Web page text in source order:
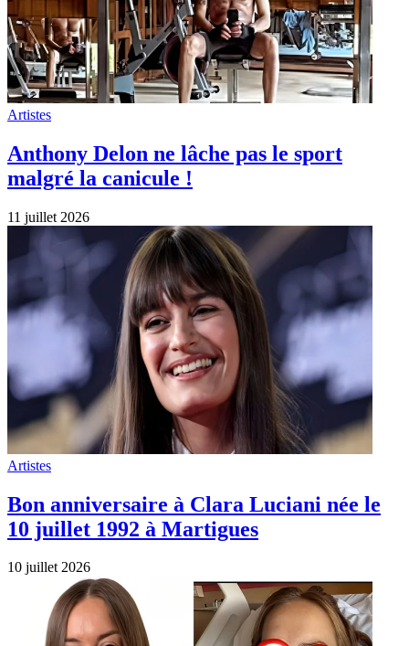
Artistes
Anthony Delon ne lâche pas le sport
malgré la canicule !
11 juillet 2026
Artistes
Bon anniversaire à Clara Luciani née le
10 juillet 1992 à Martigues
10 juillet 2026